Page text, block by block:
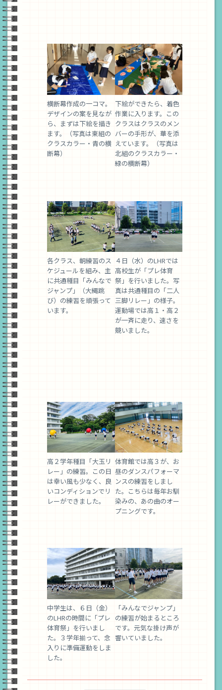
横断幕作成の一コマ。
デザインの案を見なが
ら、まずは下絵を描き
ます。（写真は東組の
クラスカラー・青の横
断幕）
下絵ができたら、着色
作業に入ります。この
クラスはクラスのメン
バーの手形が、華を添
えています。（写真は
北組のクラスカラー・
緑の横断幕）
各クラス、朝練習のス
ケジュールを組み、主
に共通種目「みんなで
ジャンプ」（大縄跳
び）の練習を頑張って
います。
４日（水）のLHRでは
高校生が「プレ体育
祭」を行いました。写
真は共通種目の「二人
三脚リレー」の様子。
運動場では高１・高２
が一斉に走り、速さを
競いました。
高２学年種目「大玉リ
レー」の練習。この日
は幸い風も少なく、良
いコンディションでリ
レーができました。
体育館では高３が、お
昼のダンスパフォーマ
ンスの練習をしまし
た。こちらは毎年お馴
染みの、あの曲のオー
プニングです。
中学生は、６日（金）
のLHRの時間に「プレ
体育祭」を行いまし
た。３学年揃って、念
入りに準備運動をしま
した。
「みんなでジャンプ」
の練習が始まるところ
です。元気な掛け声が
響いていました。